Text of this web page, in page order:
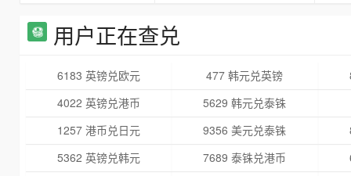
用户正在查兑
6183 英镑兑欧元 477 韩元兑英镑
4022 英镑兑港币
5629 韩元兑泰铢
1257 港币兑日元
9356 美元兑泰铢
5362 英镑兑韩元
7689 泰铢兑港币